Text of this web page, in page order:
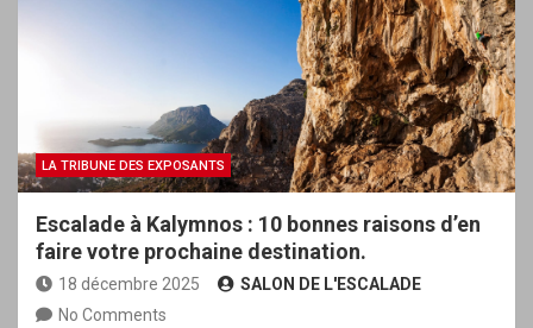
LA TRIBUNE DES EXPOSANTS
Escalade à Kalymnos : 10 bonnes raisons d’en
faire votre prochaine destination.
18 décembre 2025
SALON DE L'ESCALADE
No Comments